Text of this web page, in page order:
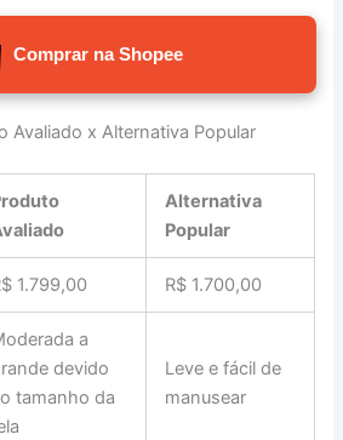
Comprar na Shopee
Avaliado x Alternativa Popular
Alternativa
Popular
1.799,00 R$ 1.700,00
a
devido
tamanho da
Leve e fácil de
manusear